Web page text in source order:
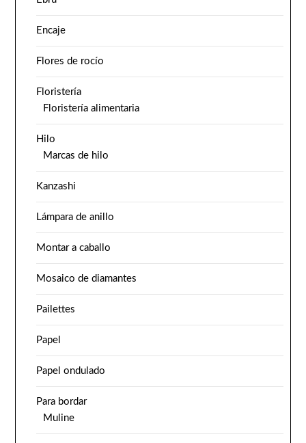
Encaje
Flores de rocío
Floristería
Floristería alimentaria
Hilo
Marcas de hilo
Kanzashi
Lámpara de anillo
Montar a caballo
Mosaico de diamantes
Pailettes
Papel
Papel ondulado
Para bordar
Muline